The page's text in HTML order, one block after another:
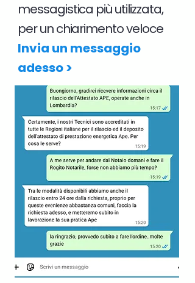
messagistica più utilizzata,
per un chiarimento veloce
Invia un messaggio
adesso >